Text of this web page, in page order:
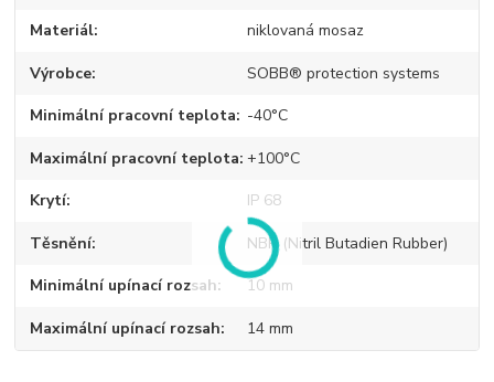
Materiál niklovaná mosaz
Výrobce SOBB® protection systems
Minimální pracovní teplota -40°C
Maximální pracovní teplota +100°C
Krytí IP 68
Těsnění NBR (Nitril Butadien Rubber)
Minimální upínací rozsah 10 mm
Maximální upínací rozsah 14 mm